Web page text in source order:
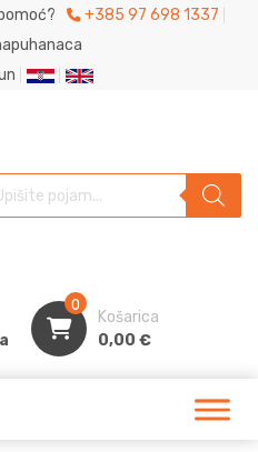
+385 97 698 1337
search
0
Košarica
0,00 €